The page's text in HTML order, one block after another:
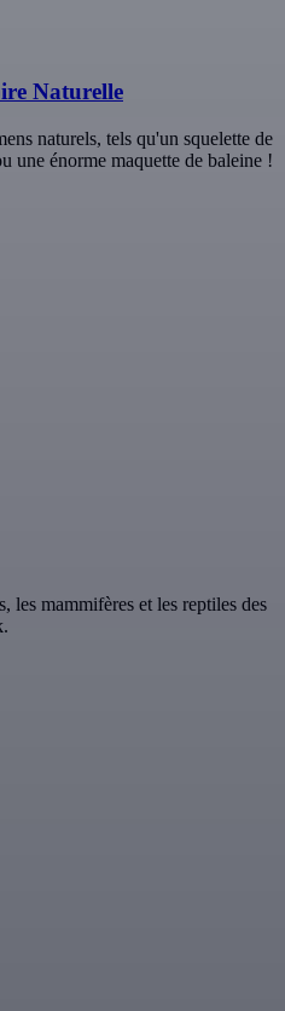
Naturelle
naturels, tels qu'un squelette de
une énorme maquette de baleine !
les mammifères et les reptiles des